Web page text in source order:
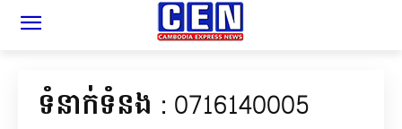
ទំនាក់ទំនង : 0716140005